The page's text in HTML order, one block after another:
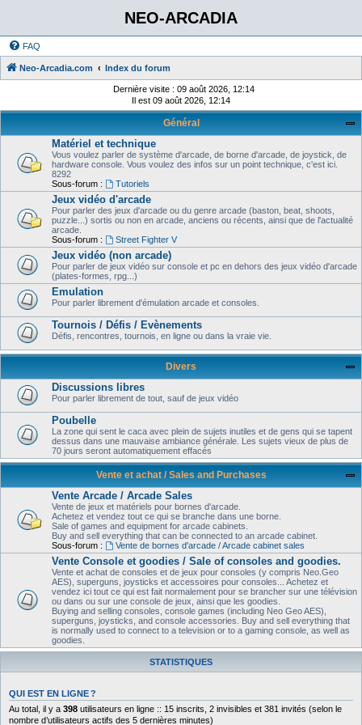
NEO-ARCADIA
FAQ
Neo-Arcadia.com Index du forum
Dernière visite : 09 août 2026, 12:14
Il est 09 août 2026, 12:14
Général
Matériel et technique
Vous voulez parler de système d'arcade, de borne d'arcade, de joystick, de
hardware console. Vous voulez des infos sur un point technique, c'est ici.
8292
Sous-forum :
Tutoriels
Jeux vidéo d'arcade
Pour parler des jeux d'arcade ou du genre arcade (baston, beat, shoots,
puzzle...) sortis ou non en arcade, anciens ou récents, ainsi que de l'actualité
arcade.
Sous-forum :
Street Fighter V
Jeux vidéo (non arcade)
Pour parler de jeux vidéo sur console et pc en dehors des jeux vidéo d'arcade
(plates-formes, rpg...)
Emulation
Pour parler librement d'émulation arcade et consoles.
Tournois / Défis / Evènements
Défis, rencontres, tournois, en ligne ou dans la vraie vie.
Divers
Discussions libres
Pour parler librement de tout, sauf de jeux vidéo
Poubelle
La zone qui sent le caca avec plein de sujets inutiles et de gens qui se tapent
dessus dans une mauvaise ambiance générale. Les sujets vieux de plus de
70 jours seront automatiquement effacés
Vente et achat / Sales and Purchases
Vente Arcade / Arcade Sales
Vente de jeux et matériels pour bornes d'arcade.
Achetez et vendez tout ce qui se branche dans une borne.
Sale of games and equipment for arcade cabinets.
Buy and sell everything that can be connected to an arcade cabinet.
Sous-forum :
Vente de bornes d'arcade / Arcade cabinet sales
Vente Console et goodies / Sale of consoles and goodies.
Vente et achat de consoles et de jeux pour consoles (y compris Neo.Geo
AES), superguns, joysticks et accessoires pour consoles... Achetez et
vendez ici tout ce qui est fait normalement pour se brancher sur une télévision
ou dans ou sur une console de jeux, ainsi que les goodies.
Buying and selling consoles, console games (including Neo Geo AES),
superguns, joysticks, and console accessories. Buy and sell everything that
is normally used to connect to a television or to a gaming console, as well as
goodies.
STATISTIQUES
QUI EST EN LIGNE ?
Au total, il y a 398 utilisateurs en ligne :: 15 inscrits, 2 invisibles et 381 invités (selon le
nombre d’utilisateurs actifs des 5 dernières minutes)